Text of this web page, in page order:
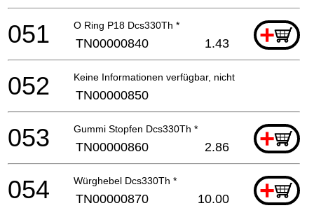
O Ring P18 Dcs330Th * +
051 TN00000840 1.43
Keine Informationen verfügbar, nicht bestellbar
052 TN00000850
Gummi Stopfen Dcs330Th * +
053 TN00000860 2.86
Würghebel Dcs330Th * +
054 TN00000870 10.00